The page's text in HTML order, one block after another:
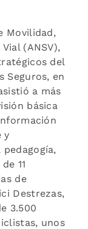
Movilidad,
(ANSV),
del
Seguros, en
a más
básica
y
11
de
Destrezas,
3.500
unos